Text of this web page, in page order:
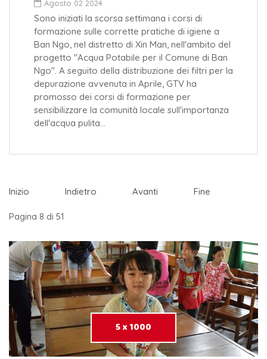
Agosto 02 2024
Sono iniziati la scorsa settimana i corsi di
formazione sulle corrette pratiche di igiene a
Ban Ngo, nel distretto di Xin Man, nell'ambito del
progetto "Acqua Potabile per il Comune di Ban
Ngo". A seguito della distribuzione dei filtri per la
depurazione avvenuta in Aprile, GTV ha
promosso dei corsi di formazione per
sensibilizzare la comunità locale sull'importanza
dell'acqua pulita…
Inizio Indietro Avanti Fine
Pagina 8 di 51
5 x 1000